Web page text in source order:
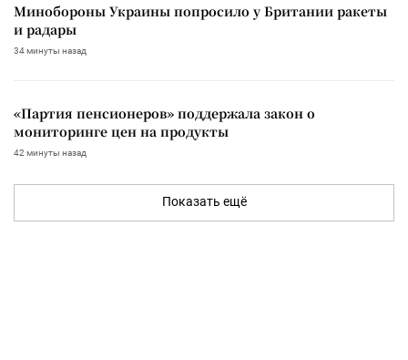
Минобороны Украины попросило у Британии ракеты
и радары
34 минуты назад
«Партия пенсионеров» поддержала закон о
мониторинге цен на продукты
42 минуты назад
Показать ещё